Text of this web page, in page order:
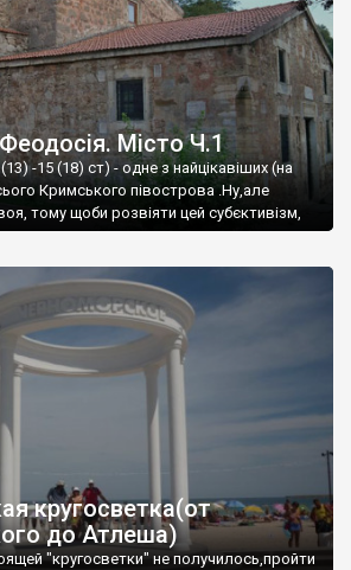
Місто Ч.1
-15 (18) ст) - одне з найцікавіших (на
Кримського півострова .Ну,але
тому щоби розвіяти цей субєктивізм,
це
кругосветка(от
до Атлеша)
"кругосветки" не получилось,пройти